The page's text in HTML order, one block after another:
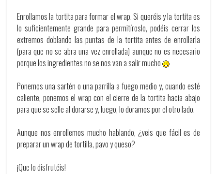
Enrollamos la tortita para formar el wrap. Si queréis y la tortita es
lo suficientemente grande para permitíroslo, podéis cerrar los
extremos doblando las puntas de la tortita antes de enrollarla
(para que no se abra una vez enrollada) aunque no es necesario
porque los ingredientes no se nos van a salir mucho
Ponemos una sartén o una parrilla a fuego medio y, cuando esté
caliente, ponemos el wrap con el cierre de la tortita hacia abajo
para que se selle al dorarse y, luego, lo doramos por el otro lado.
Aunque nos enrollemos mucho hablando, ¿veis que fácil es de
preparar un wrap de tortilla, pavo y queso?
¡Que lo disfrutéis!